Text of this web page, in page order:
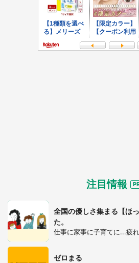
注目情報
全国の優しさ集まる【ほ
た。
仕事に家事に子育てに...疲
ゼロまる